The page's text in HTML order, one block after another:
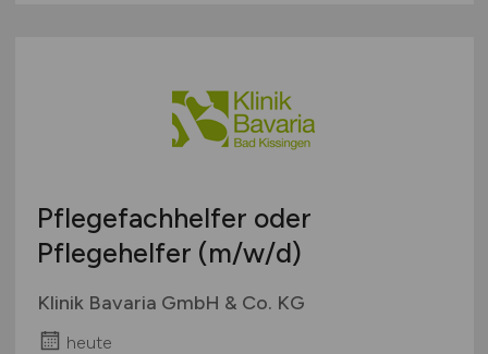
Pflegefachhelfer oder
Pflegehelfer (m/w/d)
Klinik Bavaria GmbH & Co. KG
heute